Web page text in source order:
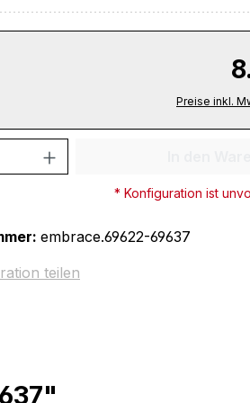
Preise inkl.
Anzahl: Gib den
* Konfiguration ist
embrace.69622-69637
teilen